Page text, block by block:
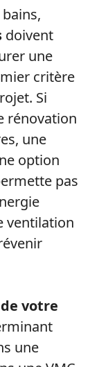
doivent
une
critère
Si
rénovation
une
option
pas
ventilation
votre
une